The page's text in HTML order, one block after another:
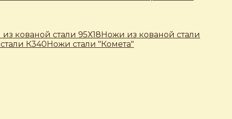
кованой стали 95Х18Ножи из кованой стали
К340Ножи стали "Комета"